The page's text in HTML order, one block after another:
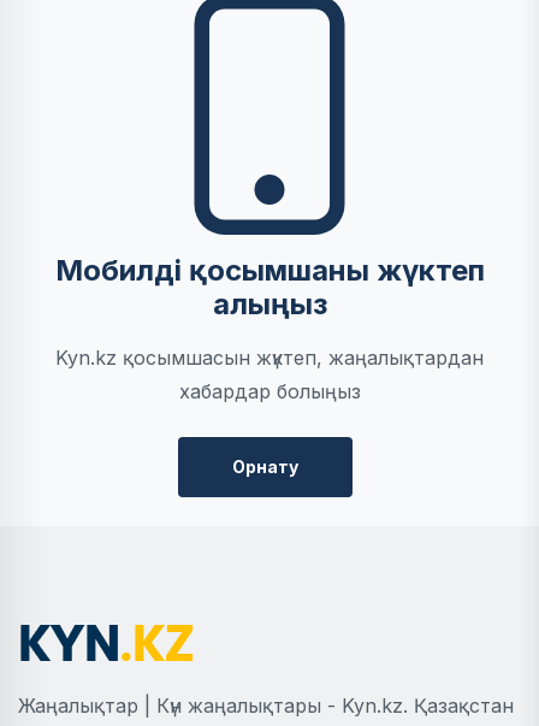
Мобилді қосымшаны жүктеп
алыңыз
Kyn.kz қосымшасын жүктеп, жаңалықтардан
хабардар болыңыз
Орнату
Жаңалықтар | Күн жаңалықтары - Kyn.kz. Қазақстан